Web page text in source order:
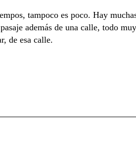
tampoco es poco. Hay
además de una calle, todo
de esa calle.